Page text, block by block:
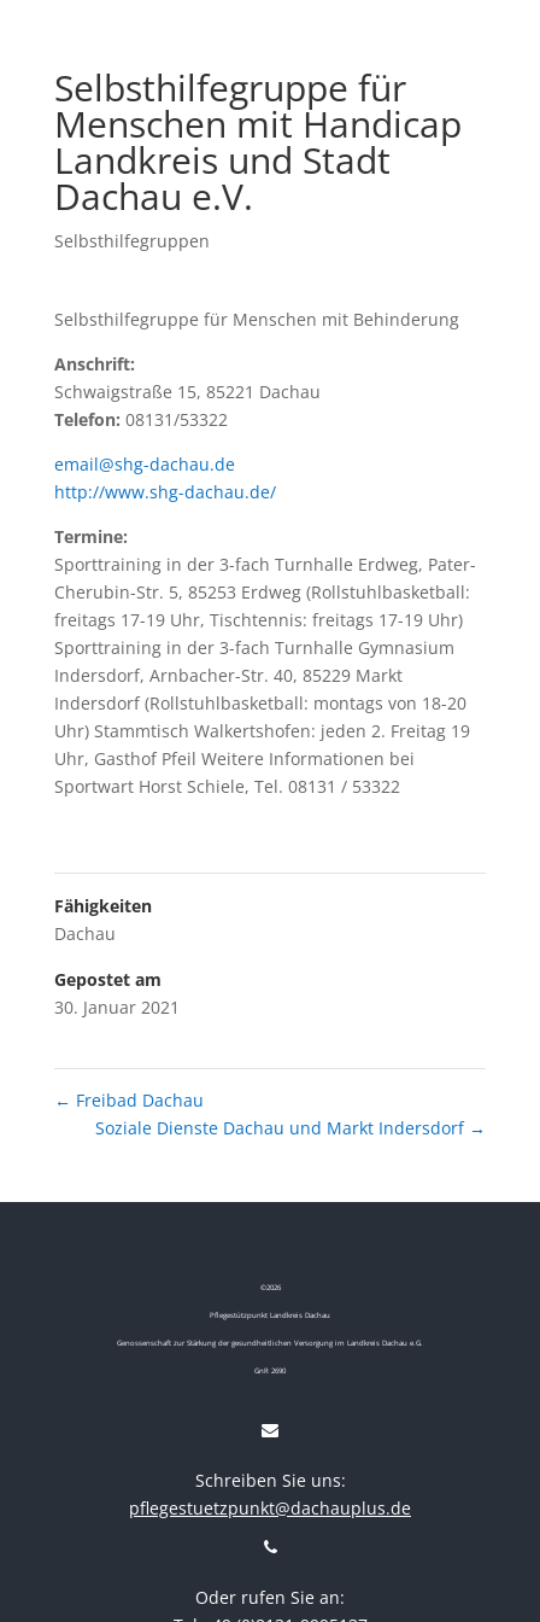
Selbsthilfegruppe für
Menschen mit Handicap
Landkreis und Stadt
Dachau e.V.
Selbsthilfegruppen
Selbsthilfegruppe für Menschen mit Behinderung
Anschrift:
Schwaigstraße 15, 85221 Dachau
Telefon: 08131/53322
email@shg-dachau.de
http://www.shg-dachau.de/
Termine:
Sporttraining in der 3-fach Turnhalle Erdweg, Pater-
Cherubin-Str. 5, 85253 Erdweg (Rollstuhlbasketball:
freitags 17-19 Uhr, Tischtennis: freitags 17-19 Uhr)
Sporttraining in der 3-fach Turnhalle Gymnasium
Indersdorf, Arnbacher-Str. 40, 85229 Markt
Indersdorf (Rollstuhlbasketball: montags von 18-20
Uhr) Stammtisch Walkertshofen: jeden 2. Freitag 19
Uhr, Gasthof Pfeil Weitere Informationen bei
Sportwart Horst Schiele, Tel. 08131 / 53322
Fähigkeiten
Dachau
Gepostet am
30. Januar 2021
← Freibad Dachau
Soziale Dienste Dachau und Markt Indersdorf →
©2026
Pflegestützpunkt Landkreis Dachau
Genossenschaft zur Stärkung der gesundheitlichen Versorgung im Landkreis Dachau e.G.
GnR 2690
Schreiben Sie uns:
pflegestuetzpunkt@dachauplus.de
Oder rufen Sie an: